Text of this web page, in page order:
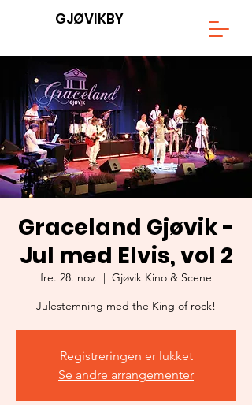
GJØVIKBY
Graceland Gjøvik -
Jul med Elvis, vol 2
fre. 28. nov.
  |
Gjøvik Kino & Scene
Julestemning med the King of rock!
Registreringen er lukket
Se andre arrangementer